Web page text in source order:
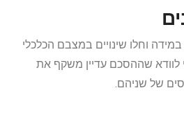
וחלו שינויים במצבם הכלכלי
לוודא שההסכם עדיין משקף את
של שניהם.